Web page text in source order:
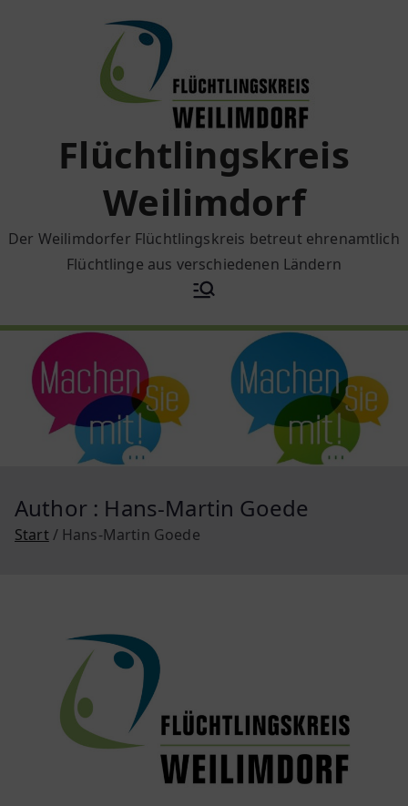
Flüchtlingskreis
Weilimdorf
Der Weilimdorfer Flüchtlingskreis betreut ehrenamtlich
Flüchtlinge aus verschiedenen Ländern
Author : Hans-Martin Goede
Start Hans-Martin Goede